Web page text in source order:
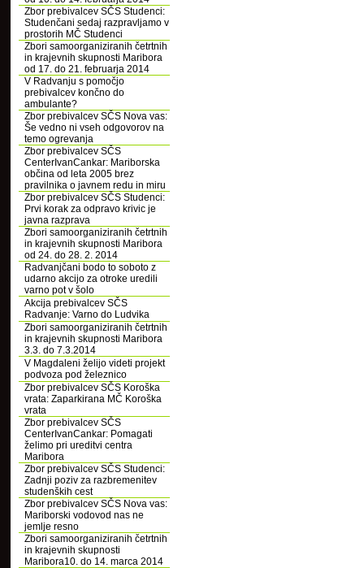
Zbor prebivalcev SČS Studenci:
Studenčani sedaj razpravljamo v
prostorih MČ Studenci
Zbori samoorganiziranih četrtnih
in krajevnih skupnosti Maribora
od 17. do 21. februarja 2014
V Radvanju s pomočjo
prebivalcev končno do
ambulante?
Zbor prebivalcev SČS Nova vas:
Še vedno ni vseh odgovorov na
temo ogrevanja
Zbor prebivalcev SČS
CenterIvanCankar: Mariborska
občina od leta 2005 brez
pravilnika o javnem redu in miru
Zbor prebivalcev SČS Studenci:
Prvi korak za odpravo krivic je
javna razprava
Zbori samoorganiziranih četrtnih
in krajevnih skupnosti Maribora
od 24. do 28. 2. 2014
Radvanjčani bodo to soboto z
udarno akcijo za otroke uredili
varno pot v šolo
Akcija prebivalcev SČS
Radvanje: Varno do Ludvika
Zbori samoorganiziranih četrtnih
in krajevnih skupnosti Maribora
3.3. do 7.3.2014
V Magdaleni želijo videti projekt
podvoza pod železnico
Zbor prebivalcev SČS Koroška
vrata: Zaparkirana MČ Koroška
vrata
Zbor prebivalcev SČS
CenterIvanCankar: Pomagati
želimo pri ureditvi centra
Maribora
Zbor prebivalcev SČS Studenci:
Zadnji poziv za razbremenitev
studenških cest
Zbor prebivalcev SČS Nova vas:
Mariborski vodovod nas ne
jemlje resno
Zbori samoorganiziranih četrtnih
in krajevnih skupnosti
Maribora10. do 14. marca 2014